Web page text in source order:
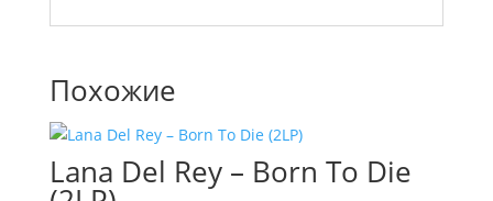
Похожие
Lana Del Rey – Born To Die